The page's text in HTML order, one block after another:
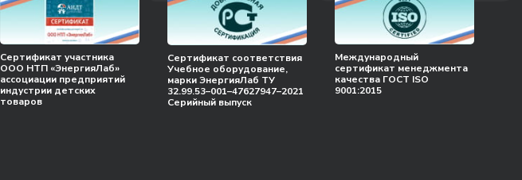
Сертификат участника
ООО НТП «ЭнергияЛаб»
ассоциации предприятий
индустрии детских
товаров
Сертификат соответствия
Учебное оборудование,
марки ЭнергияЛаб ТУ
32.99.53–001–47627947–2021
Серийный выпуск
Международный
сертификат менеджмента
качества ГОСТ ISO
9001:2015